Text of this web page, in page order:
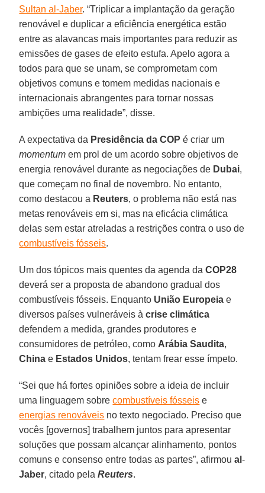
Sultan al-Jaber. “Triplicar a implantação da geração
renovável e duplicar a eficiência energética estão
entre as alavancas mais importantes para reduzir as
emissões de gases de efeito estufa. Apelo agora a
todos para que se unam, se comprometam com
objetivos comuns e tomem medidas nacionais e
internacionais abrangentes para tornar nossas
ambições uma realidade”, disse.
A expectativa da Presidência da COP é criar um
momentum em prol de um acordo sobre objetivos de
energia renovável durante as negociações de Dubai,
que começam no final de novembro. No entanto,
como destacou a Reuters, o problema não está nas
metas renováveis em si, mas na eficácia climática
delas sem estar atreladas a restrições contra o uso de
combustíveis fósseis.
Um dos tópicos mais quentes da agenda daCOP28
deverá ser a proposta de abandono gradual dos
combustíveis fósseis. Enquanto União Europeia e
diversos países vulneráveis àcrise climática
defendem a medida, grandes produtores e
consumidores de petróleo, como Arábia Saudita,
China e Estados Unidos, tentam frear esse ímpeto.
“Sei que há fortes opiniões sobre a ideia de incluir
uma linguagem sobrecombustíveis fósseis e
energias renováveis no texto negociado. Preciso que
vocês [governos] trabalhem juntos para apresentar
soluções que possam alcançar alinhamento, pontos
comuns e consenso entre todas as partes”, afirmoual-
Jaber, citado pelaReuters.